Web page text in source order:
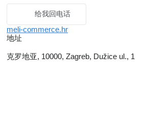
给我回电话
meli-commerce.hr
地址
克罗地亚, 10000, Zagreb, Dužice ul., 1